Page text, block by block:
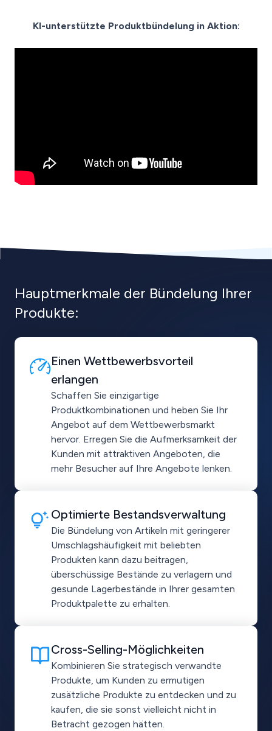
KI-unterstützte Produktbündelung in Aktion:
Hauptmerkmale der Bündelung Ihrer
Produkte:
Einen Wettbewerbsvorteil
erlangen
Schaffen Sie einzigartige
Produktkombinationen und heben Sie Ihr
Angebot auf dem Wettbewerbsmarkt
hervor. Erregen Sie die Aufmerksamkeit der
Kunden mit attraktiven Angeboten, die
mehr Besucher auf Ihre Angebote lenken.
Optimierte Bestandsverwaltung
Die Bündelung von Artikeln mit geringerer
Umschlagshäufigkeit mit beliebten
Produkten kann dazu beitragen,
überschüssige Bestände zu verlagern und
gesunde Lagerbestände in Ihrer gesamten
Produktpalette zu erhalten.
Cross-Selling-Möglichkeiten
Kombinieren Sie strategisch verwandte
Produkte, um Kunden zu ermutigen
zusätzliche Produkte zu entdecken und zu
kaufen, die sie sonst vielleicht nicht in
Betracht gezogen hätten.